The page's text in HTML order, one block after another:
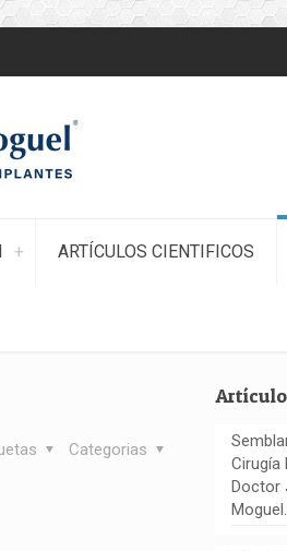
ARTÍCULOS CIENTIFICOS
Categorias
Cirugía
Doctor